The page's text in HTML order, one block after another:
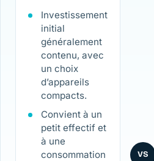
Investissement
initial
généralement
contenu, avec
un choix
d’appareils
compacts.
Convient à un
petit effectif et
à une
consommation
VS